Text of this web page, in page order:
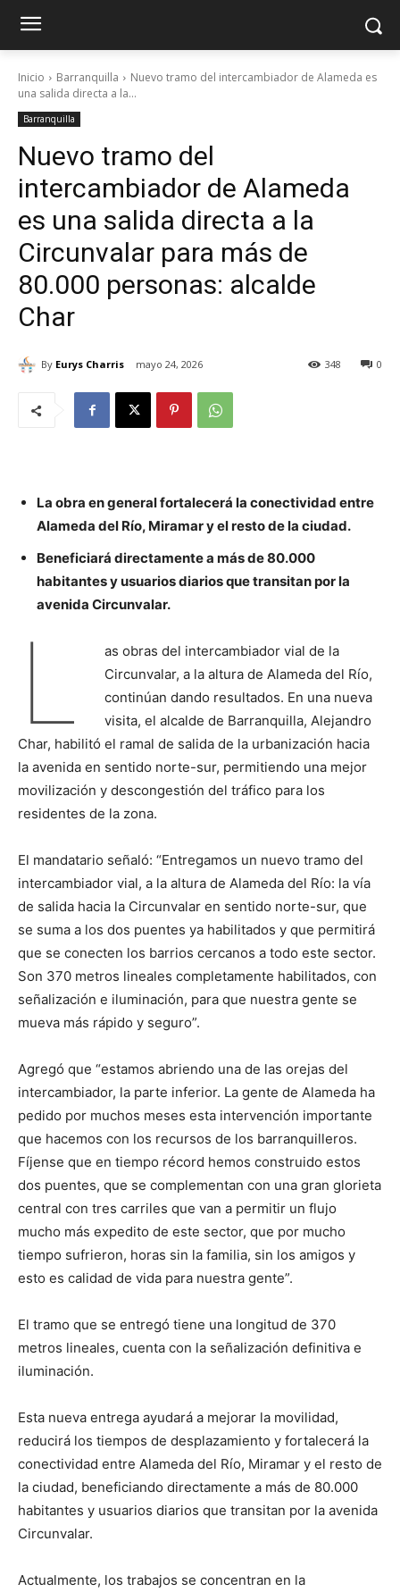
Inicio Barranquilla
Nuevo tramo del intercambiador de Alameda es
una salida directa a la...
Barranquilla
Nuevo tramo del
intercambiador de Alameda
es una salida directa a la
Circunvalar para más de
80.000 personas: alcalde
Char
By Eurys Charris mayo 24, 2026 0
348
La obra en general fortalecerá la conectividad entre
Alameda del Río, Miramar y el resto de la ciudad.
Beneficiará directamente a más de 80.000
habitantes y usuarios diarios que transitan por la
avenida Circunvalar.
L
as obras del intercambiador vial de la
Circunvalar, a la altura de Alameda del Río,
continúan dando resultados. En una nueva
visita, el alcalde de Barranquilla, Alejandro
Char, habilitó el ramal de salida de la urbanización hacia
la avenida en sentido norte-sur, permitiendo una mejor
movilización y descongestión del tráfico para los
residentes de la zona.
El mandatario señaló: “Entregamos un nuevo tramo del
intercambiador vial, a la altura de Alameda del Río: la vía
de salida hacia la Circunvalar en sentido norte-sur, que
se suma a los dos puentes ya habilitados y que permitirá
que se conecten los barrios cercanos a todo este sector.
Son 370 metros lineales completamente habilitados, con
señalización e iluminación, para que nuestra gente se
mueva más rápido y seguro”.
Agregó que “estamos abriendo una de las orejas del
intercambiador, la parte inferior. La gente de Alameda ha
pedido por muchos meses esta intervención importante
que hacemos con los recursos de los barranquilleros.
Fíjense que en tiempo récord hemos construido estos
dos puentes, que se complementan con una gran glorieta
central con tres carriles que van a permitir un flujo
mucho más expedito de este sector, que por mucho
tiempo sufrieron, horas sin la familia, sin los amigos y
esto es calidad de vida para nuestra gente”.
El tramo que se entregó tiene una longitud de 370
metros lineales, cuenta con la señalización definitiva e
iluminación.
Esta nueva entrega ayudará a mejorar la movilidad,
reducirá los tiempos de desplazamiento y fortalecerá la
conectividad entre Alameda del Río, Miramar y el resto de
la ciudad, beneficiando directamente a más de 80.000
habitantes y usuarios diarios que transitan por la avenida
Circunvalar.
Actualmente, los trabajos se concentran en la